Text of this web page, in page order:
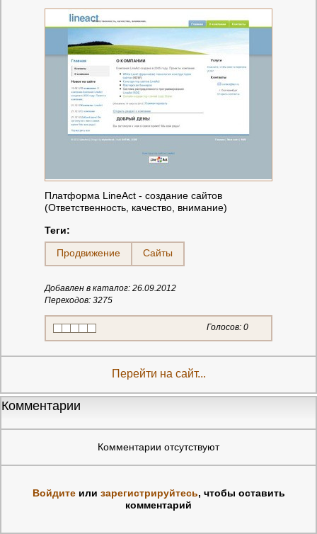
Платформа LineAct - создание сайтов
(Ответственность, качество, внимание)
Теги:
Продвижение
Сайты
Добавлен в каталог: 26.09.2012
Переходов: 3275
Голосов: 0
Перейти на сайт...
Комментарии
Комментарии отсутствуют
Войдитеили зарегистрируйтесь, чтобы оставить
комментарий